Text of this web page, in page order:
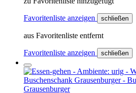
Favoritenliste anzeigen schließen
aus Favoritenliste entfernt
Favoritenliste anzeigen schließen